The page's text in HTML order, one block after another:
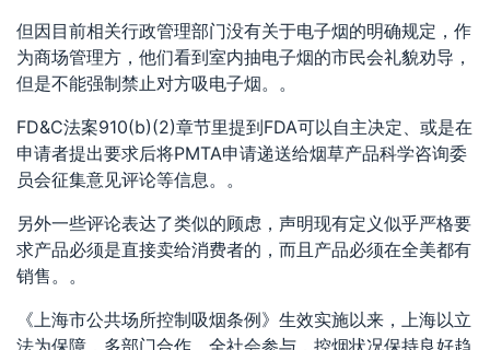
但因目前相关行政管理部门没有关于电子烟的明确规定，作
为商场管理方，他们看到室内抽电子烟的市民会礼貌劝导，
但是不能强制禁止对方吸电子烟。。
FD&C法案910(b)(2)章节里提到FDA可以自主决定、或是在
申请者提出要求后将PMTA申请递送给烟草产品科学咨询委
员会征集意见评论等信息。。
另外一些评论表达了类似的顾虑，声明现有定义似乎严格要
求产品必须是直接卖给消费者的，而且产品必须在全美都有
销售。。
《上海市公共场所控制吸烟条例》生效实施以来，上海以立
法为保障，多部门合作、全社会参与，控烟状况保持良好趋